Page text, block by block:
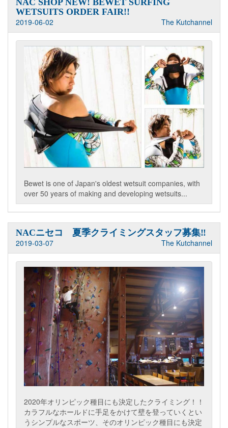
WETSUITS ORDER FAIR!!
2019-06-02
The Kutchannel
Bewet is one of Japan's oldest wetsuit companies, with
over 50 years of making and developing wetsuits...
NACニセコ 夏季クライミングスタッフ募集‼
2019-03-07
The Kutchannel
2020年オリンピック種目にも決定したクライミング！！
カラフルなホールドに手足をかけて壁を登っていくとい
うシンプルなスポーツ、そのオリンピック種目にも決定